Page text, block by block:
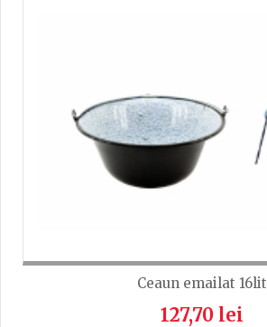
Ceaun emailat 16lit
127,70 lei